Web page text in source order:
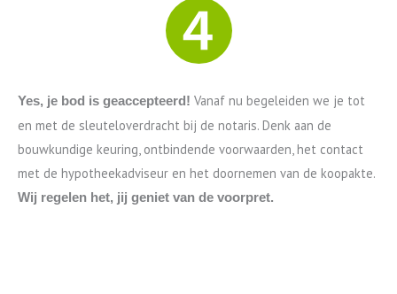
Yes, je bod is geaccepteerd! Vanaf nu begeleiden we je tot
en met de sleuteloverdracht bij de notaris. Denk aan de
bouwkundige keuring, ontbindende voorwaarden, het contact
met de hypotheekadviseur en het doornemen van de koopakte.
Wij regelen het, jij geniet van de voorpret.